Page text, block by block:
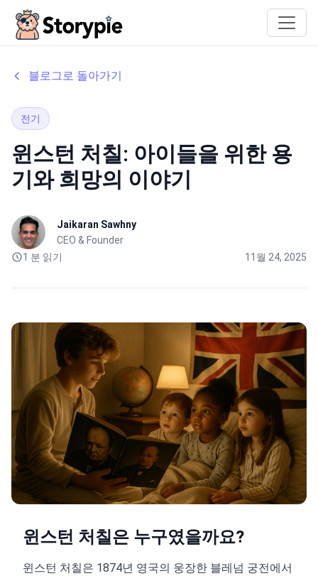
블로그로 돌아가기
전기
윈스턴 처칠: 아이들을 위한 용
기와 희망의 이야기
Jaikaran Sawhny
CEO & Founder
1 분 읽기
11월 24, 2025
윈스턴 처칠은 누구였을까요?
윈스턴 처칠은 1874년 영국의 웅장한 블레넘 궁전에서